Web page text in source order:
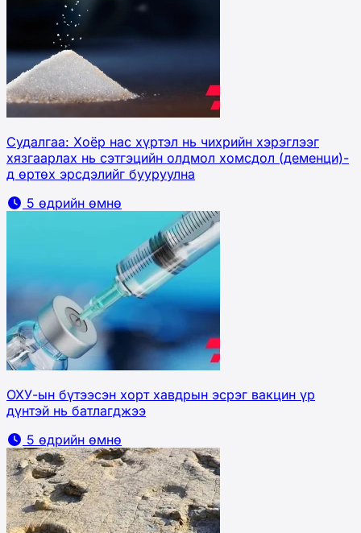
Судалгаа: Хоёр нас хүртэл нь чихрийн хэрэглээг
хязгаарлах нь сэтгэцийн олдмол хомсдол (деменци)-
д өртөх эрсдэлийг бууруулна
5 өдрийн өмнө
ОХУ-ын бүтээсэн хорт хавдрын эсрэг вакцин үр
дүнтэй нь батлагджээ
5 өдрийн өмнө